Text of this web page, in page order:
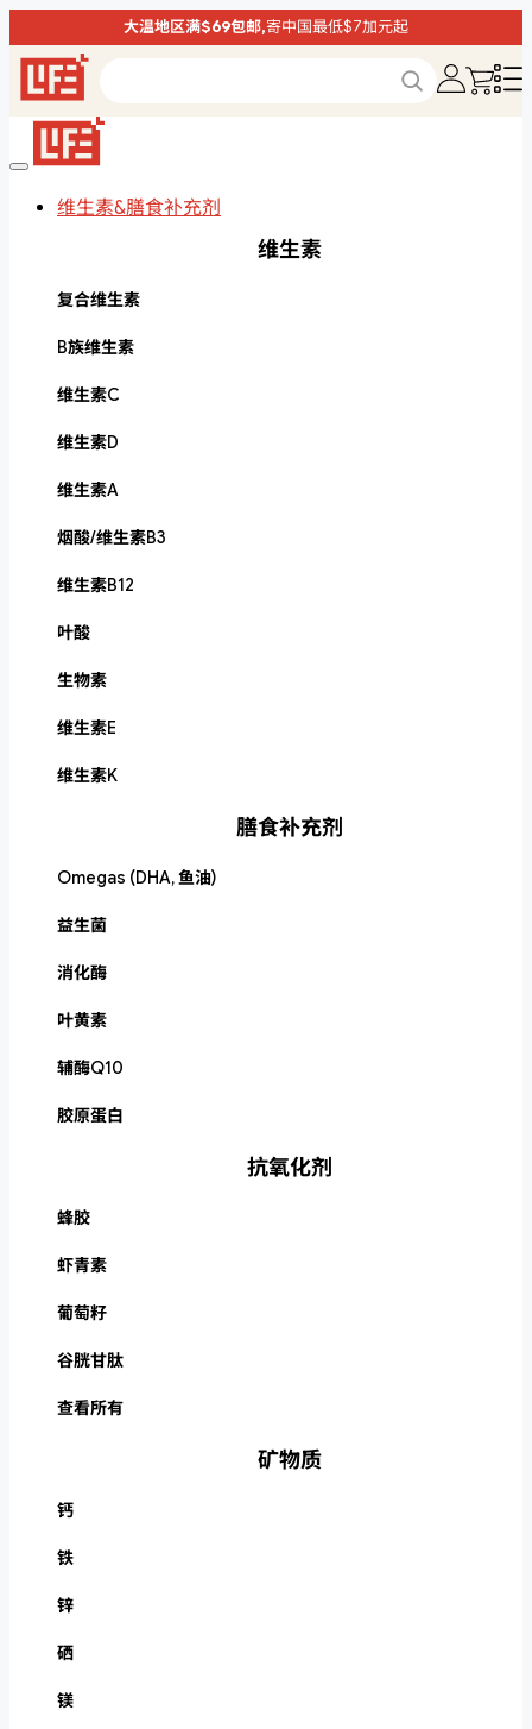
大温地区满$69包邮,寄中国最低$7加元起
维生素&膳食补充剂
维生素
复合维生素
B族维生素
维生素C
维生素D
维生素A
烟酸/维生素B3
维生素B12
叶酸
生物素
维生素E
维生素K
膳食补充剂
Omegas (DHA, 鱼油)
益生菌
消化酶
叶黄素
辅酶Q10
胶原蛋白
抗氧化剂
蜂胶
虾青素
葡萄籽
谷胱甘肽
查看所有
矿物质
钙
铁
锌
硒
镁